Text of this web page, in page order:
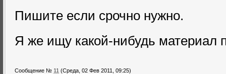
Пишите если срочно нужно.
Я же ищу какой-нибудь
Сообщение № 11 (Среда, 02 Фев 2011, 09:25)